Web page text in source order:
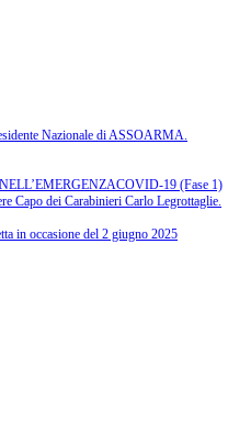
Nazionale di ASSOARMA.
19 (Fase 1)
Capo dei Carabinieri Carlo Legrottaglie.
in occasione del 2 giugno 2025